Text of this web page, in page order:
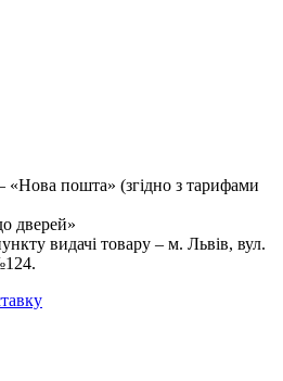
пошта» (згідно з тарифами
дверей»
видачі товару – м. Львів, вул.